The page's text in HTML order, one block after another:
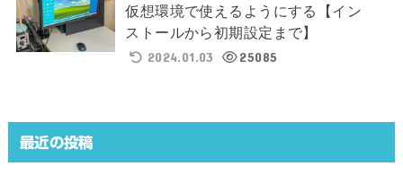
仮想環境で使えるようにする【イン
ストールから初期設定まで】
2024.01.03
25085
最近の投稿